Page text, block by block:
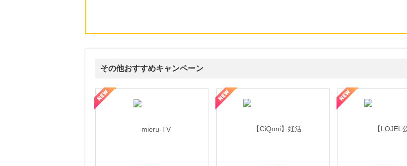
その他おすすめキャンペーン
【LOJEL公式サイト】スーツケース・バッグ
【ロデオドライブ】創業70年の信頼と高価買取を実現！ブランド品・貴金属の無料査定